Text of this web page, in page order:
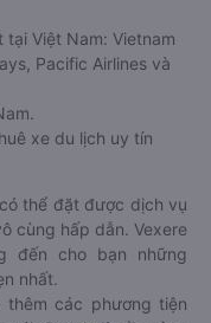
Việt Nam: Vietnam
Pacific Airlines và
xe du lịch uy tín
thể đặt được dịch vụ
cùng hấp dẫn. Vexere
đến cho bạn những
nhất.
các phương tiện